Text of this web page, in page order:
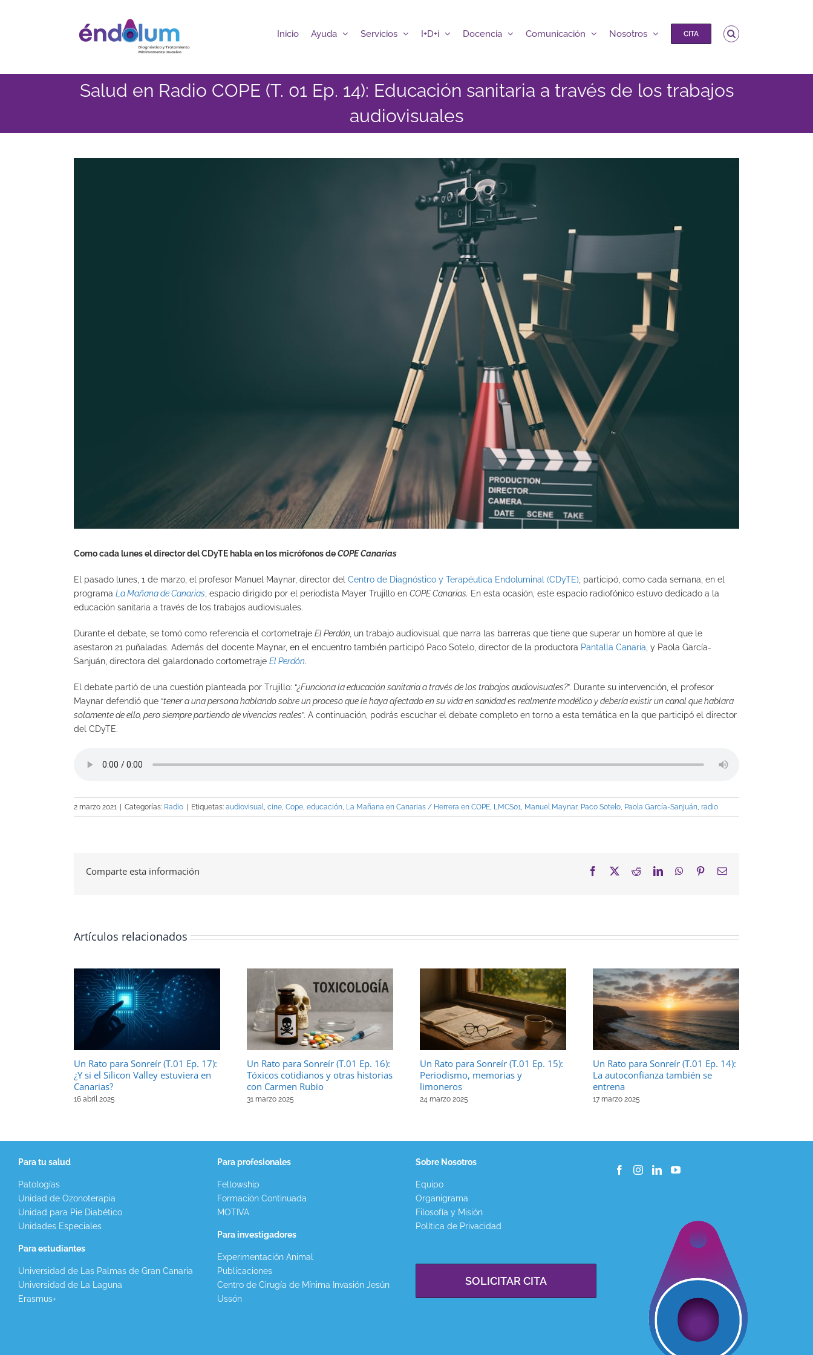
Inicio Ayuda Servicios I+D+i Docencia Comunicación Nosotros CITA
Salud en Radio COPE (T. 01 Ep. 14): Educación sanitaria a través de los trabajos
audiovisuales
Como cada lunes el director del CDyTE habla en los micrófonos deCOPE Canarias
El pasado lunes, 1 de marzo, el profesor Manuel Maynar, director del Centro de Diagnóstico y Terapéutica Endoluminal (CDyTE) , participó, como cada semana, en el
programa La Mañana de Canarias , espacio dirigido por el periodista Mayer Trujillo en COPE Canarias. En esta ocasión, este espacio radiofónico estuvo dedicado a la
educación sanitaria a través de los trabajos audiovisuales.
Durante el debate, se tomó como referencia el cortometraje El Perdón, un trabajo audiovisual que narra las barreras que tiene que superar un hombre al que le
asestaron 21 puñaladas. Además del docente Maynar, en el encuentro también participó Paco Sotelo, director de la productora Pantalla Canaria , y Paola García-
Sanjuán, directora del galardonado cortometraje El Perdón.
El debate partió de una cuestión planteada por Trujillo: “¿Funciona la educación sanitaria a través de los trabajos audiovisuales?”. Durante su intervención, el profesor
Maynar defendió que “tener a una persona hablando sobre un proceso que le haya afectado en su vida en sanidad es realmente modélico y debería existir un canal que hablara
solamente de ello, pero siempre partiendo de vivencias reales”. A continuación, podrás escuchar el debate completo en torno a esta temática en la que participó el director
del CDyTE.
2 marzo 2021 Categorías: Radio Etiquetas: audiovisual, cine, Cope, educación, La Mañana en Canarias / Herrera en COPE, LMCS01, Manuel Maynar, Paco Sotelo, Paola García-Sanjuán, radio
Comparte esta información Facebook RedditLinkedInWhatsApp
PinterestCorreo
Artículos relacionados
Un Rato para Sonreír (T.01 Ep. 17):
¿Y si el Silicon Valley estuviera en
Canarias?
16 abril 2025
Un Rato para Sonreír (T.01 Ep. 16):
Tóxicos cotidianos y otras historias
con Carmen Rubio
31 marzo 2025
Un Rato para Sonreír (T.01 Ep. 15):
Periodismo, memorias y
limoneros
24 marzo 2025
Un Rato para Sonreír (T.01 Ep. 14):
La autoconfianza también se
entrena
17 marzo 2025
Para tu salud
Patologías
Unidad de Ozonoterapia
Unidad para Pie Diabético
Unidades Especiales
Para estudiantes
Universidad de Las Palmas de Gran Canaria
Universidad de La Laguna
Erasmus+
Para profesionales
Fellowship
Formación Continuada
MOTIVA
Para investigadores
Experimentación Animal
Publicaciones
Centro de Cirugía de Mínima Invasión Jesún
Ussón
Sobre Nosotros
Equipo
Organigrama
Filosofía y Misión
Política de Privacidad
SOLICITAR CITA